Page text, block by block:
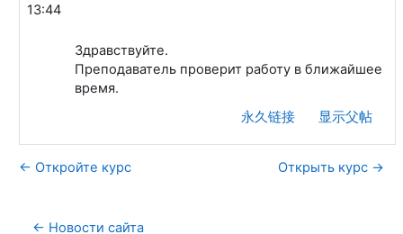
13:44
Здравствуйте.
Преподаватель проверит работу в ближайшее
время.
永久链接
显示父帖
← Откройте курс Открыть курс →
← Новости сайта